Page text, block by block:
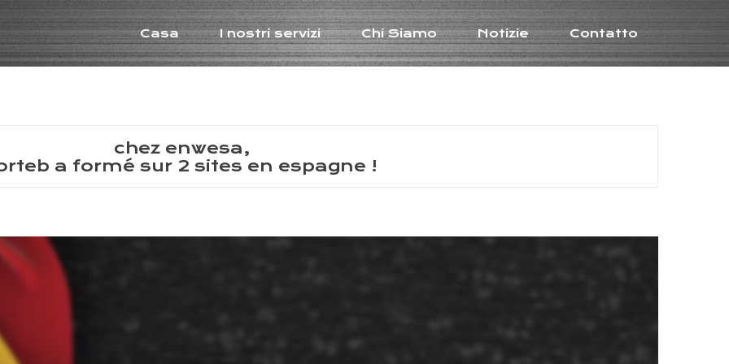
Casa I nostri servizi Chi Siamo Notizie Contatto
chez enwesa,
a formé sur 2 sites en espagne !